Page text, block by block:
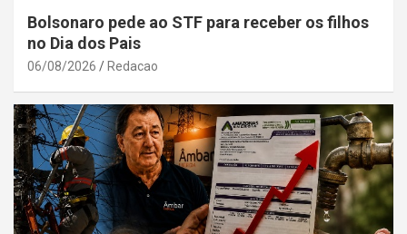
Bolsonaro pede ao STF para receber os filhos
no Dia dos Pais
06/08/2026 Redacao